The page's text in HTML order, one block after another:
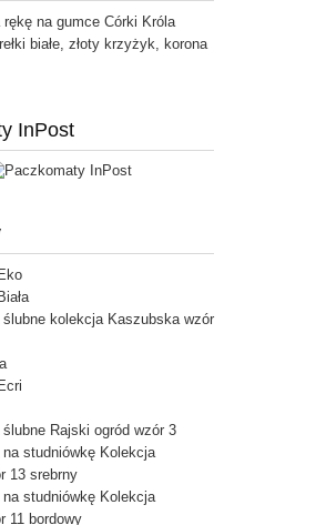
rękę na gumce Córki Króla
białe, złoty krzyżyk, korona
InPost
ślubne kolekcja Kaszubska wzór
Rajski ogród wzór 3
studniówkę Kolekcja
13 srebrny
studniówkę Kolekcja
11 bordowy